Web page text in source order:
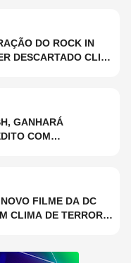
DO ROCK IN
DESCARTADO CLIPE
GANHARÁ
COM
FILME DA DC
CLIMA DE TERROR;